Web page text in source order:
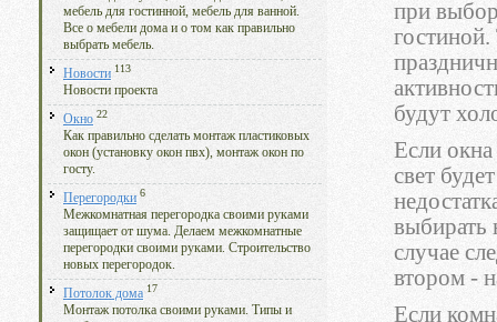
мебель для гостинной, мебель для ванной.
Все о мебели дома и о том как правильно
выбрать мебель.
Новости 113
Новости проекта
Окно 22
Как правильно сделать монтаж пластиковых
окон (установку окон пвх), монтаж окон по
госту.
Перегородки 6
Межкомнатная перегородка своими руками
защищает от шума. Делаем межкомнатные
перегородки своими руками. Строительство
новых перегородок.
Потолок дома 17
Монтаж потолка своими руками. Типы и
при
будут
Если
свет
выбирать
случае
втором -
Если